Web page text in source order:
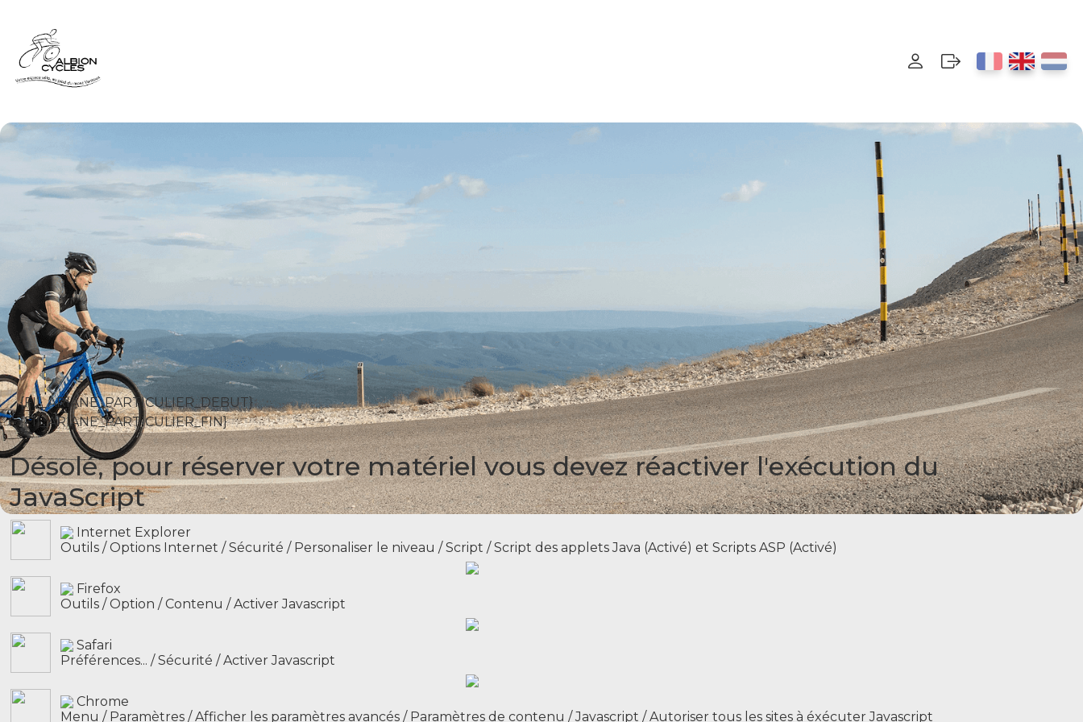
{FIl_ARIANE_PARTICULIER_DEBUT}
{FIl_ARIANE_PARTICULIER_FIN}
Désolé, pour réserver votre matériel vous devez réactiver l'exécution du
JavaScript
Internet Explorer
Outils / Options Internet / Sécurité / Personaliser le niveau / Script / Script des applets Java (Activé) et Scripts ASP (Activé)
Firefox
Outils / Option / Contenu / Activer Javascript
Safari
Préférences... / Sécurité / Activer Javascript
Chrome
Menu / Paramètres / Afficher les paramètres avancés / Paramètres de contenu / Javascript / Autoriser tous les sites à éxécuter Javascript